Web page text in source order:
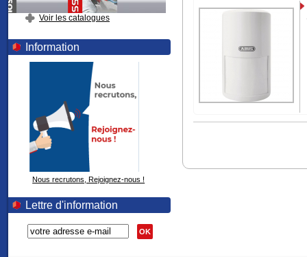
Voir les catalogues
Information
Nous recrutons, Rejoignez-nous !
Lettre d'information
OK